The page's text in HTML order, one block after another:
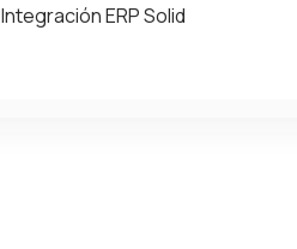
Integración ERP Solid